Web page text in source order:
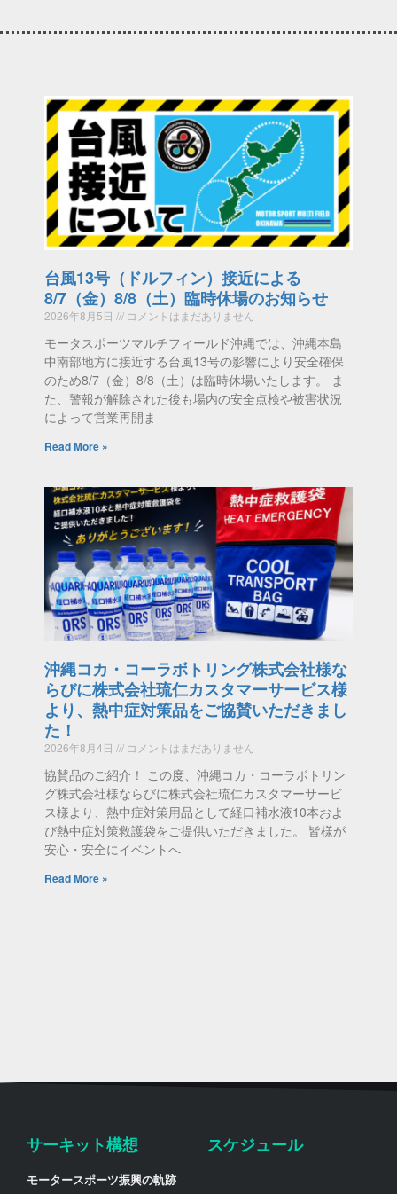
台風13号（ドルフィン）接近による
8/7（金）8/8（土）臨時休場のお知らせ
2026年8月5日 コメントはまだありません
モータスポーツマルチフィールド沖縄では、沖縄本島
中南部地方に接近する台風13号の影響により安全確保
のため8/7（金）8/8（土）は臨時休場いたします。 ま
た、警報が解除された後も場内の安全点検や被害状況
によって営業再開ま
Read More »
沖縄コカ・コーラボトリング株式会社様な
らびに株式会社琉仁カスタマーサービス様
より、熱中症対策品をご協賛いただきまし
た！
2026年8月4日 コメントはまだありません
協賛品のご紹介！ この度、沖縄コカ・コーラボトリン
グ株式会社様ならびに株式会社琉仁カスタマーサービ
ス様より、熱中症対策用品として経口補水液10本およ
び熱中症対策救護袋をご提供いただきました。 皆様が
安心・安全にイベントへ
Read More »
サーキット構想
モータースポーツ振興の軌跡
スケジュール